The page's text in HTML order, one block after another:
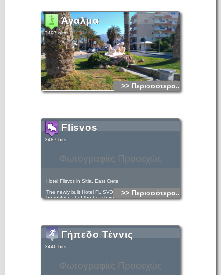
Άγαλμα
3497 hits
>> Περισσότερα...
Φωτογραφίες Προσεχώς
Flisvos
3487 hits
Hotel Flisvos in Sitia, East Crete
The newly built Hotel FLISVOS is located by the most
beautiful part of the beach next to the sea and just 50m
>> Περισσότερα...
Φωτογραφίες Προσεχώς
Γήπεδο Τέννις
3446 hits